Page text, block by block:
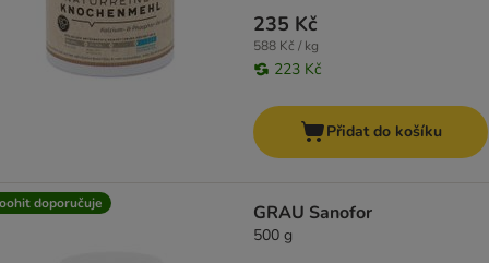
235 Kč
588 Kč / kg
223 Kč
Přidat do košíku
doporučuje GRAU Sanofor
500 g